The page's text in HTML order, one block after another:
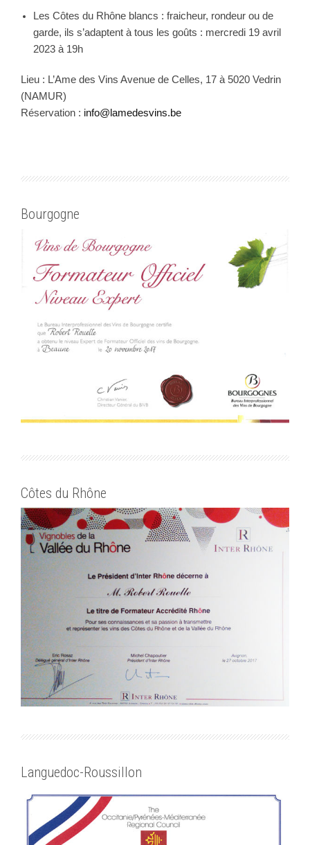
Les Côtes du Rhône blancs : fraicheur, rondeur ou de
garde, ils s’adaptent à tous les goûts : mercredi 19 avril
2023 à 19h
Lieu : L’Ame des Vins Avenue de Celles, 17 à 5020 Vedrin
(NAMUR)
Réservation : info@lamedesvins.be
Bourgogne
Côtes du Rhône
Languedoc-Roussillon